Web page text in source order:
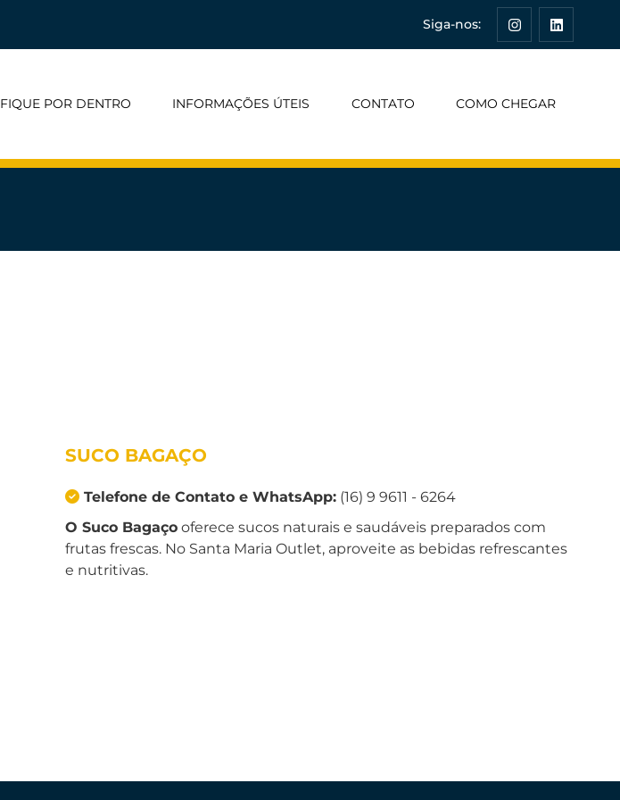
Siga-nos:
FIQUE POR DENTRO INFORMAÇÕES ÚTEIS CONTATO COMO CHEGAR
SUCO BAGAÇO
Telefone de Contato e WhatsApp:(16) 9 9611 - 6264
O Suco Bagaçooferece sucos naturais e saudáveis preparados com
frutas frescas. No Santa Maria Outlet, aproveite as bebidas refrescantes
e nutritivas.